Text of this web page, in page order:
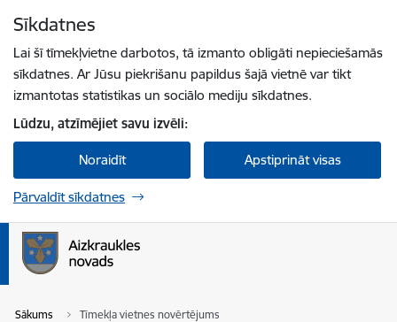
Sīkdatnes
Lai šī tīmekļvietne darbotos, tā izmanto obligāti nepieciešamās
sīkdatnes. Ar Jūsu piekrišanu papildus šajā vietnē var tikt
izmantotas statistikas un sociālo mediju sīkdatnes.
Lūdzu, atzīmējiet savu izvēli:
Noraidīt Apstiprināt visas
Pārvaldīt sīkdatnes
Sākums Tīmekļa vietnes novērtējums